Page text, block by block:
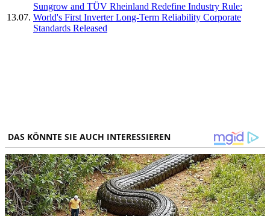
13.07.
Sungrow and TÜV Rheinland Redefine Industry Rule:
World's First Inverter Long-Term Reliability Corporate
Standards Released